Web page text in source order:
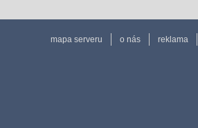
mapa serveru o nás reklama